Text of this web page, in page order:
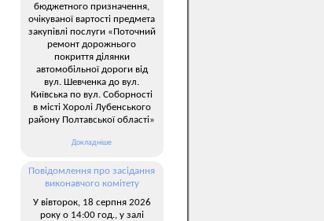
бюджетного призначення,
очікуваної вартості предмета
закупівлі послуги «Поточний
ремонт дорожнього
покриття ділянки
автомобільної дороги від
вул. Шевченка до вул.
Київська по вул. Соборності
в місті Хоролі Лубенського
району Полтавської області»
Докладніше
Повідомлення про засідання
виконавчого комітету
У вівторок, 18 серпня 2026
року о 14:00 год., у залі